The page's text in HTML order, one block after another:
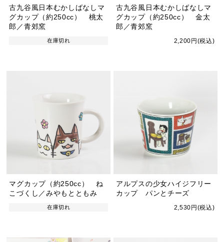
古九谷風日本むかしばなしマ
グカップ（約250cc） 桃太
郎／青郊窯
在庫切れ
古九谷風日本むかしばなしマ
グカップ（約250cc） 金太
郎／青郊窯
2,200円(税込)
マグカップ（約250cc） ね
こづくし／みやもとともみ
在庫切れ
アルプスの少女ハイジフリー
カップ パンとチーズ
2,530円(税込)